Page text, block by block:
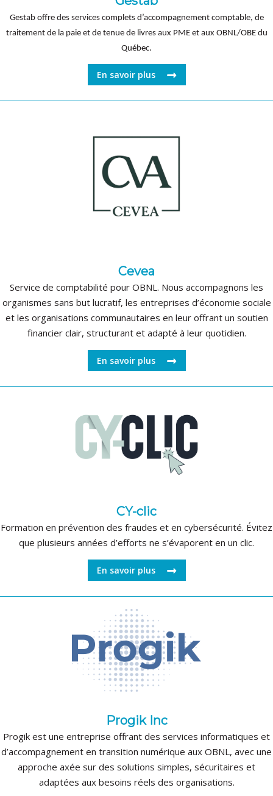
Gestab offre des services complets d’accompagnement comptable, de
traitement de la paie et de tenue de livres aux PME et aux OBNL/OBE du
Québec.
En savoir plus
Cevea
Service de comptabilité pour OBNL. Nous accompagnons les
organismes sans but lucratif, les entreprises d’économie sociale
et les organisations communautaires en leur offrant un soutien
financier clair, structurant et adapté à leur quotidien.
En savoir plus
CY-clic
Formation en prévention des fraudes et en cybersécurité. Évitez
que plusieurs années d’efforts ne s’évaporent en un clic.
En savoir plus
Progik Inc
Progik est une entreprise offrant des services informatiques et
d’accompagnement en transition numérique aux OBNL, avec une
approche axée sur des solutions simples, sécuritaires et
adaptées aux besoins réels des organisations.